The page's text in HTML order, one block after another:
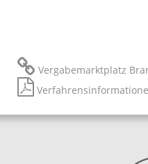
Vergabemarktplatz